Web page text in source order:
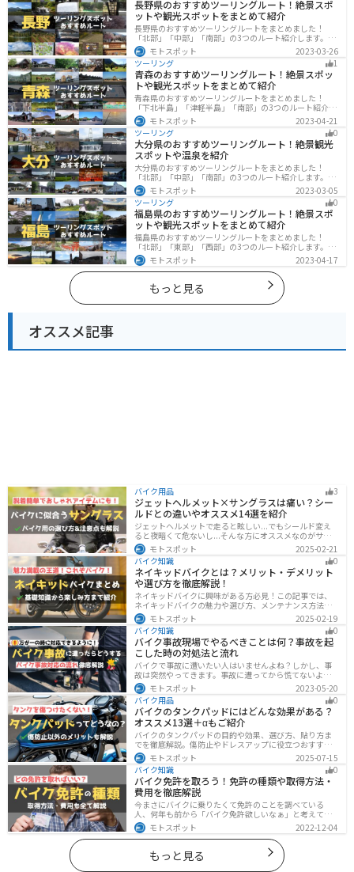
長野県のおすすめツーリングルート！絶景スポ
ットや観光スポットをまとめて紹介
長野県のおすすめツーリングルートをまとめました！
「北部」「中部」「南部」の3つのルート紹介します。諏
訪湖やビーナスラインのような全国でも有名なツーリン
グスポットが多数あります。バイクで長野県にツーリン
グに行く際は参考にしてください。
モトスポット
2023-03-26
ツーリング
1
青森のおすすめツーリングルート！絶景スポッ
トや観光スポットをまとめて紹介
青森県のおすすめツーリングルートをまとめました！
「下北半島」「津軽半島」「南部」の3つのルート紹介し
ます。自然に恵まれた風光明媚な景色や歴史文化に触れ
られる観光スポットが多くあります。バイクで青森県に
ツーリングに行く際は参考にしてください。
モトスポット
2023-04-21
ツーリング
0
大分県のおすすめツーリングルート！絶景観光
スポットや温泉を紹介
大分県のおすすめツーリングルートをまとめました！
「北部」「中部」「南部」の3つのルート紹介します。阿
蘇の雄大な自然を満喫できるスポットや温泉を満喫する
ツーリングができます。バイクで大分県にツーリングに
行く際は参考にしてください。
モトスポット
2023-03-05
ツーリング
0
福島県のおすすめツーリングルート！絶景スポ
ットや観光スポットをまとめて紹介
福島県のおすすめツーリングルートをまとめました！
「北部」「東部」「西部」の3つのルート紹介します。内
陸部には山々が連なり、海岸線は太平洋に面してるので
観光スポットが多数あります。バイクで福島県にツーリ
ングに行く際は参考にしてください。
モトスポット 2023-04-17
もっと見る
オススメ記事
バイク用品 3
ジェットヘルメット×サングラスは痛い？シー
ルドとの違いやオススメ14選を紹介
ジェットヘルメットで走ると眩しい...でもシールド変え
ると夜暗くて危ないし...そんな方にオススメなのがサン
グラスです！サングラスなら付け外しが自由で、眩しい
時だけ使えます。バイクを降りてからのファッションと
しても使えるおしゃれアイテムです。
モトスポット
2025-02-21
バイク知識
0
ネイキッドバイクとは？メリット・デメリット
や選び方を徹底解説！
ネイキッドバイクに興味がある方必見！この記事では、
ネイキッドバイクの魅力や選び方、メンテナンス方法な
どを解説しています。実は、ネイキッドバイクは、操作
性に優れており、初心者にも優しいバイクです。この記
事を読めば、ネイキッドバイクへの理解が深まります。
モトスポット
2025-02-19
バイク知識
0
バイク事故現場でやるべきことは何？事故を起
こした時の対処法と流れ
バイクで事故に遭いたい人はいませんよね？しかし、事
故は突然やってきます。事故に遭ってから慌てないよう
に対処法を知っておきましょう。自分が加害者になった
時、被害者になった時、それぞれどんな対応をすれば良
いのかまとめました。
モトスポット
2023-05-20
バイク用品
0
バイクのタンクパッドにはどんな効果がある？
オススメ13選＋αもご紹介
バイクのタンクパッドの目的や効果、選び方、貼り方ま
でを徹底解説。傷防止やドレスアップに役立つおすすめ
アイテムも紹介。初心者にも分かりやすい内容で、タン
クパッド選びに迷っている方に最適な情報をお届けしま
す。
モトスポット
2025-07-15
バイク知識
0
バイク免許を取ろう！免許の種類や取得方法・
費用を徹底解説
今まさにバイクに乗りたくて免許のことを調べている
人、何年も前から「バイク免許欲しいなぁ」と考えてい
るうちに時間ばかりが経っている人。そんな人々に役立
つ情報を分かりやすくまとめました。バイク免許の種類
や、免許を取るための方法や必要な費用・日数などにつ
いて解説します。
モトスポット 2022-12-04
もっと見る